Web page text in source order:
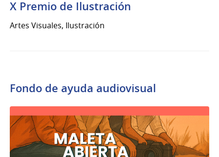
X Premio de Ilustración
Artes Visuales, Ilustración
Fondo de ayuda audiovisual